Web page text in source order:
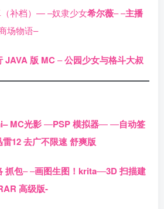
（补档）—–奴隶少女希尔薇––主播
场物语–
JAVA 版 MC–公园少女与格斗大叔
MC光影—PSP 模拟器——自动签
雷12 去广不限速 舒爽版
抓包––画图生图！krita––3D 扫描建
高级版-